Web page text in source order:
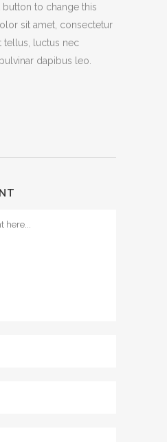
to change this
sit amet, consectetur
tellus, luctus nec
dapibus leo.